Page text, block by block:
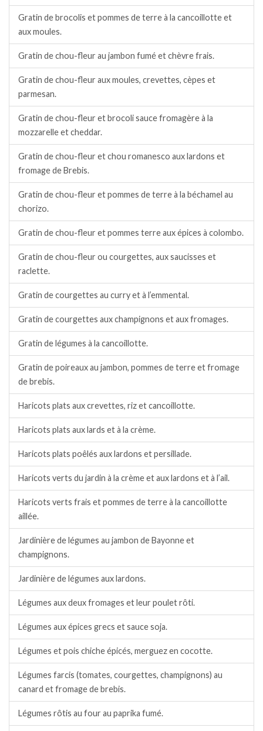
Gratin de brocolis et pommes de terre à la cancoillotte et
aux moules.
Gratin de chou-fleur au jambon fumé et chèvre frais.
Gratin de chou-fleur aux moules, crevettes, cèpes et
parmesan.
Gratin de chou-fleur et brocoli sauce fromagère à la
mozzarelle et cheddar.
Gratin de chou-fleur et chou romanesco aux lardons et
fromage de Brebis.
Gratin de chou-fleur et pommes de terre à la béchamel au
chorizo.
Gratin de chou-fleur et pommes terre aux épices à colombo.
Gratin de chou-fleur ou courgettes, aux saucisses et
raclette.
Gratin de courgettes au curry et à l’emmental.
Gratin de courgettes aux champignons et aux fromages.
Gratin de légumes à la cancoillotte.
Gratin de poireaux au jambon, pommes de terre et fromage
de brebis.
Haricots plats aux crevettes, riz et cancoillotte.
Haricots plats aux lards et à la crème.
Haricots plats poêlés aux lardons et persillade.
Haricots verts du jardin à la crème et aux lardons et à l’ail.
Haricots verts frais et pommes de terre à la cancoillotte
aillée.
Jardinière de légumes au jambon de Bayonne et
champignons.
Jardinière de légumes aux lardons.
Légumes aux deux fromages et leur poulet rôti.
Légumes aux épices grecs et sauce soja.
Légumes et pois chiche épicés, merguez en cocotte.
Légumes farcis (tomates, courgettes, champignons) au
canard et fromage de brebis.
Légumes rôtis au four au paprika fumé.